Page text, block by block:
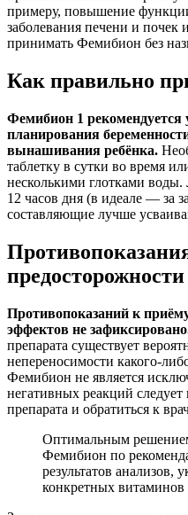
примеру, повышение
заболевания печени и почек
принимать Фемибион без
Как правильно
Фемибион 1 рекомендуется
планирования
вынашивания ребёнка.
таблетку в сутки во время
несколькими глотками воды.
12 часов дня (в идеале — за
составляющие лучше
Противопоказаний к
эффектов не
препарата существует
непереносимости какого-
Фемибион не является
негативных реакций следует
препарата и обратиться к
Оптимальным
Фемибион по
результатов анализов,
конкретных